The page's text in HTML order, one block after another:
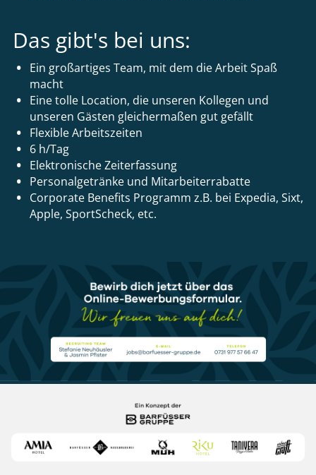
Das gibt's bei uns:
Ein großartiges Team, mit dem die Arbeit Spaß
macht
Eine tolle Location, die unseren Kollegen und
unseren Gästen gleichermaßen gut gefällt
Flexible Arbeitszeiten
6 h/Tag
Elektronische Zeiterfassung
Personalgetränke und Mitarbeiterrabatte
Corporate Benefits Programm z.B. bei Expedia, Sixt,
Apple, SportScheck, etc.